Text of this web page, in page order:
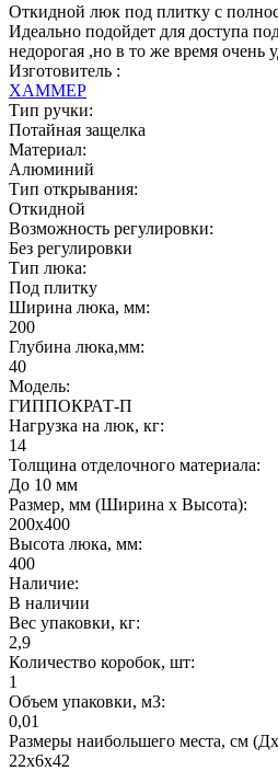
Откидной люк под плитку с
Идеально подойдет для доступа
недорогая ,но в то же время очень
Изготовитель :
ХАММЕР
Тип ручки:
Потайная защелка
Материал:
Алюминий
Тип открывания:
Откидной
Возможность регулировки:
Без регулировки
Тип люка:
Под плитку
Ширина люка, мм:
200
Глубина люка,мм:
40
Модель:
ГИППОКРАТ-П
Нагрузка на люк, кг:
14
Толщина отделочного материала:
До 10 мм
Размер, мм (Ширина х Высота):
200х400
Высота люка, мм:
400
Наличие:
В наличии
Вес упаковки, кг:
2,9
Количество коробок, шт:
1
Объем упаковки, м3:
0,01
Размеры наибольшего места, см
22х6х42